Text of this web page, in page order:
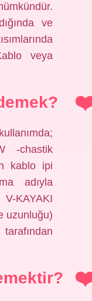
ve
veya
-chastik
kablo ipi
adıyla
V-KAYAKI
uzunluğu)